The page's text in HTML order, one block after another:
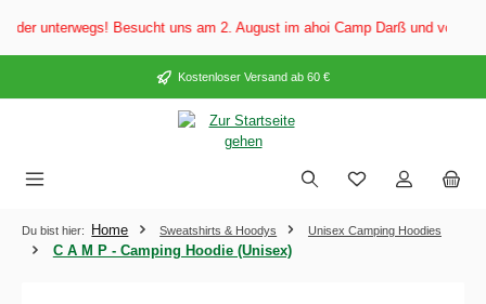
springen
unterwegs! Besucht uns am 2. August im ahoi Camp Darß und vom 3.
Kostenloser Versand ab 60 €
Du bist hier: Home Sweatshirts & Hoodys Unisex Camping Hoodies
C A M P - Camping Hoodie (Unisex)